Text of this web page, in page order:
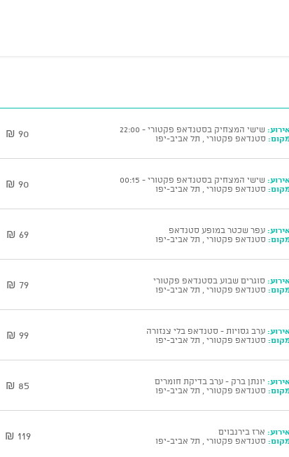
שישי המצחיק בסטנדאפ פקטורי - 22:00
סטנדאפ פקטורי , תל אביב-יפו 90 ₪
שישי המצחיק בסטנדאפ פקטורי - 00:15
סטנדאפ פקטורי , תל אביב-יפו 90 ₪
עפר שכטר במופע סטנדאפ
סטנדאפ פקטורי , תל אביב-יפו 69 ₪
סוגרים שבוע בסטנדאפ פקטורי
סטנדאפ פקטורי , תל אביב-יפו 79 ₪
ערב גסויות - סטנדאפ בלי צנזורה
סטנדאפ פקטורי , תל אביב-יפו 99 ₪
יונתן ברק - ערב בדיקת חומרים
סטנדאפ פקטורי , תל אביב-יפו 85 ₪
ארז בירנבוים
סטנדאפ פקטורי , תל אביב-יפו 119 ₪